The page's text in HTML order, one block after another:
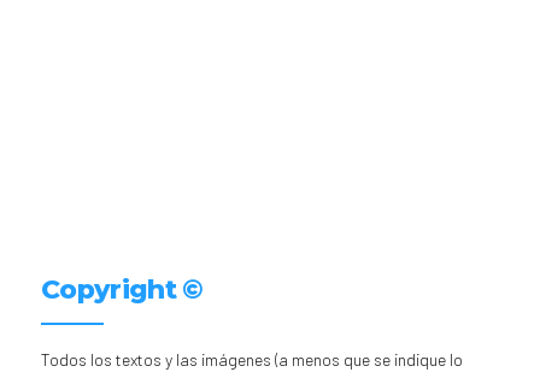
Copyright ©
Todos los textos y las imágenes (a menos que se indique lo